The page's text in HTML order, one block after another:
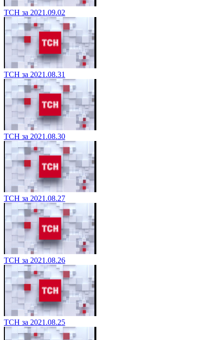
ТСН за 2021.09.02
ТСН за 2021.08.31
ТСН за 2021.08.30
ТСН за 2021.08.27
ТСН за 2021.08.26
ТСН за 2021.08.25